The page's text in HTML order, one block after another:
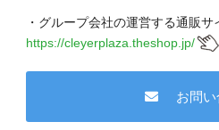
・グループ会社の運営する通販サ
https://cleyerplaza.theshop.jp/
お問